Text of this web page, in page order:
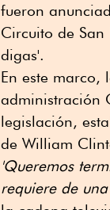
fueron
Circuito de
digas'.
En este marco,
administración
legislación,
de William
'Queremos
requiere de